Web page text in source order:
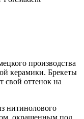
производства
керамики. Брекеты
свой оттенок на
нитинолового
окрашенным под